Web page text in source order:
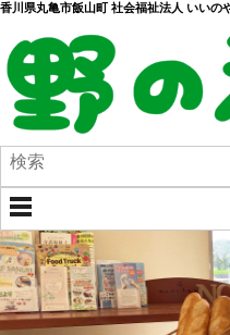
香川県丸亀市飯山町 社会福祉法人 いいの